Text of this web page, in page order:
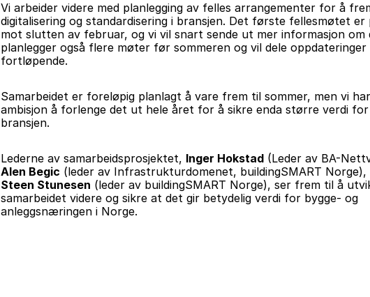
Vi arbeider videre med planlegging av felles arrangementer for å
digitalisering og standardisering i bransjen. Det første fellesmøtet er
mot slutten av februar, og vi vil snart sende ut mer informasjon om
planlegger også flere møter før sommeren og vil dele oppdateringer
fortløpende.
Samarbeidet er foreløpig planlagt å vare frem til sommer, men vi
ambisjon å forlenge det ut hele året for å sikre enda større verdi for
bransjen.
Lederne av samarbeidsprosjektet, Inger Hokstad
Alen Begic
Steen Stunesen (leder av buildingSMART Norge), ser frem til å
samarbeidet videre og sikre at det gir betydelig verdi for bygge- og
anleggsnæringen i Norge.